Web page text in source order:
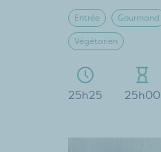
Entrée Gourmand
Végétarien
25h25 25h00